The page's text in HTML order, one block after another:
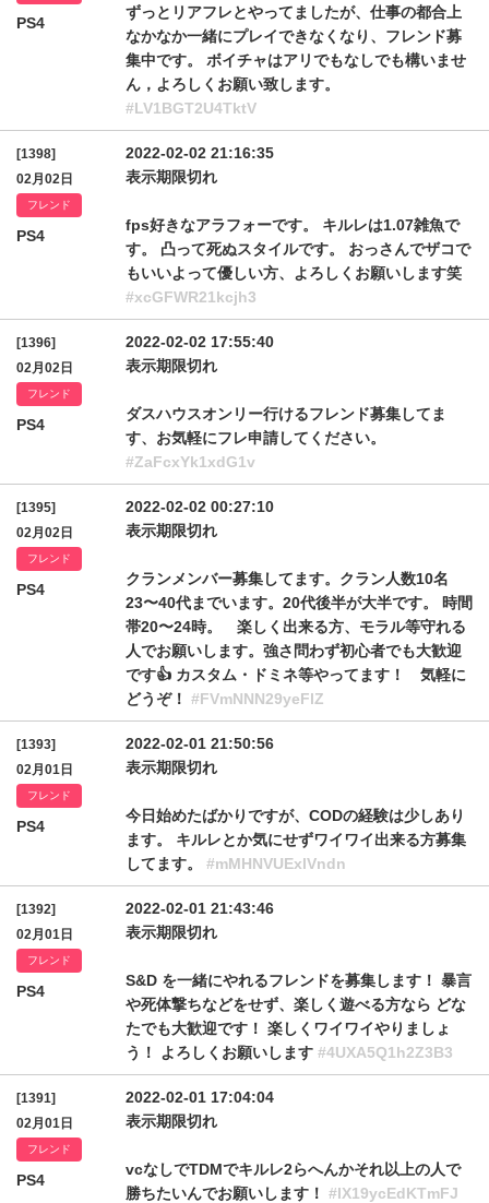
PS4
ずっとリアフレとやってましたが、仕事の都合上
なかなか一緒にプレイできなくなり、フレンド募
集中です。 ボイチャはアリでもなしでも構いませ
ん，よろしくお願い致します。
#LV1BGT2U4TktV
[1398]
02月02日
フレンド
PS4
2022-02-02 21:16:35
表示期限切れ
fps好きなアラフォーです。 キルレは1.07雑魚で
す。 凸って死ぬスタイルです。 おっさんでザコで
もいいよって優しい方、よろしくお願いします笑
#xcGFWR21kcjh3
[1396]
02月02日
フレンド
PS4
2022-02-02 17:55:40
表示期限切れ
ダスハウスオンリー行けるフレンド募集してま
す、お気軽にフレ申請してください。
#ZaFcxYk1xdG1v
[1395]
02月02日
フレンド
PS4
2022-02-02 00:27:10
表示期限切れ
クランメンバー募集してます。クラン人数10名
23〜40代までいます。20代後半が大半です。 時間
帯20〜24時。 楽しく出来る方、モラル等守れる
人でお願いします。強さ問わず初心者でも大歓迎
です👍 カスタム・ドミネ等やってます！ 気軽に
どうぞ！ #FVmNNN29yeFlZ
[1393]
02月01日
フレンド
PS4
2022-02-01 21:50:56
表示期限切れ
今日始めたばかりですが、CODの経験は少しあり
ます。 キルレとか気にせずワイワイ出来る方募集
してます。 #mMHNVUExlVndn
[1392]
02月01日
フレンド
PS4
2022-02-01 21:43:46
表示期限切れ
S&D を一緒にやれるフレンドを募集します！ 暴言
や死体撃ちなどをせず、楽しく遊べる方なら どな
たでも大歓迎です！ 楽しくワイワイやりましょ
う！ よろしくお願いします #4UXA5Q1h2Z3B3
[1391]
02月01日
フレンド
PS4
2022-02-01 17:04:04
表示期限切れ
vcなしでTDMでキルレ2らへんかそれ以上の人で
勝ちたいんでお願いします！ #lX19ycEdKTmFJ